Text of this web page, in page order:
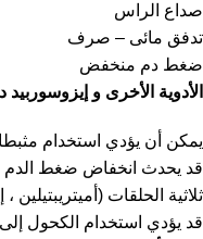
صداع الراس
تدفق مائى – صرف
ضغط دم منخفض
الأدوية الأخرى و إيزوسوربيد
يمكن أن يؤدي استخدام
قد يحدث انخفاض ضغط الدم
ثلاثية الحلقات (أميتريبتيلين
قد يؤدي استخدام الكحول